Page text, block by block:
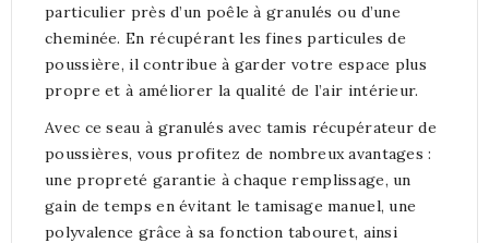
particulier près d’un poêle à granulés ou d’une
cheminée. En récupérant les fines particules de
poussière, il contribue à garder votre espace plus
propre et à améliorer la qualité de l’air intérieur.
Avec ce seau à granulés avec tamis récupérateur de
poussières, vous profitez de nombreux avantages :
une propreté garantie à chaque remplissage, un
gain de temps en évitant le tamisage manuel, une
polyvalence grâce à sa fonction tabouret, ainsi